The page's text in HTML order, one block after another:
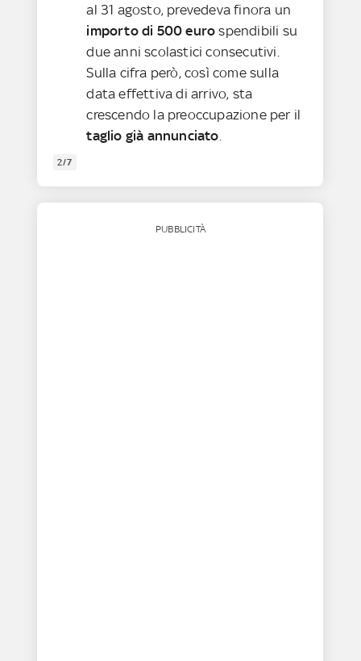
al 31 agosto, prevedeva finora un
importo di 500 eurospendibili su
due anni scolastici consecutivi.
Sulla cifra però, così come sulla
data effettiva di arrivo, sta
crescendo la preoccupazione per il
taglio già annunciato
2/7
PUBBLICITÀ